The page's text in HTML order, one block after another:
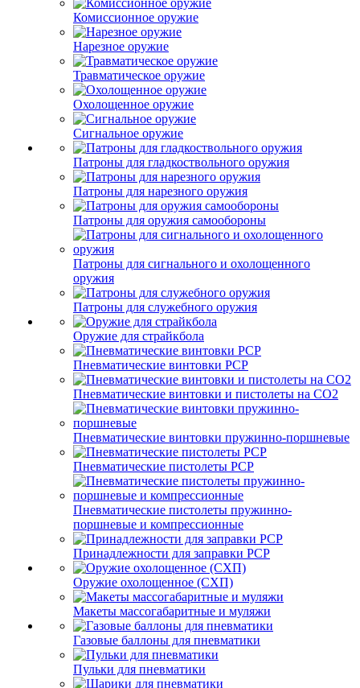
Комиссионное оружие
Нарезное оружие
Травматическое оружие
Охолощенное оружие
Сигнальное оружие
Патроны для гладкоствольного оружия
Патроны для нарезного оружия
Патроны для оружия самообороны
Патроны для сигнального и охолощенного
оружия
Патроны для служебного оружия
Оружие для страйкбола
Пневматические винтовки PCP
Пневматические винтовки и пистолеты на CO2
Пневматические винтовки пружинно-поршневые
Пневматические пистолеты PCP
Пневматические пистолеты пружинно-
поршневые и компрессионные
Принадлежности для заправки PCP
Оружие охолощенное (СХП)
Макеты массогабаритные и муляжи
Газовые баллоны для пневматики
Пульки для пневматики